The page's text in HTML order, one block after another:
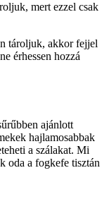
mert ezzel csak
tároljuk, akkor fejjel
érhessen hozzá
ajánlott
hajlamosabbak
a szálakat. Mi
oda a fogkefe tisztán